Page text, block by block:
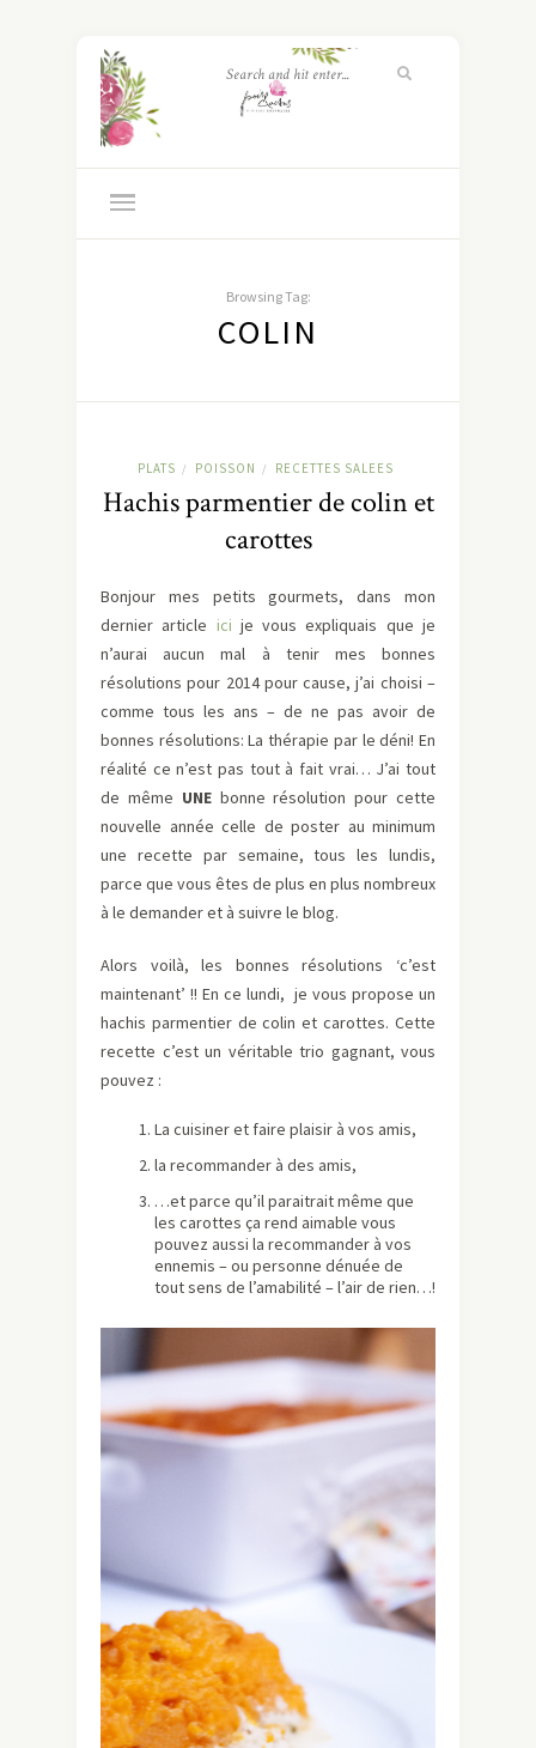
Browsing Tag:
COLIN
PLATS / POISSON / RECETTES SALEES
Hachis parmentier de colin et
carottes
Bonjour mes petits gourmets, dans mon
dernier article ici je vous expliquais que je
n’aurai aucun mal à tenir mes bonnes
résolutions pour 2014 pour cause, j’ai choisi –
comme tous les ans – de ne pas avoir de
bonnes résolutions: La thérapie par le déni! En
réalité ce n’est pas tout à fait vrai… J’ai tout
de même UNEbonne résolution pour cette
nouvelle année celle de poster au minimum
une recette par semaine, tous les lundis,
parce que vous êtes de plus en plus nombreux
à le demander et à suivre le blog.
Alors voilà, les bonnes résolutions ‘c’est
maintenant’ !! En ce lundi, je vous propose un
hachis parmentier de colin et carottes. Cette
recette c’est un véritable trio gagnant, vous
pouvez :
La cuisiner et faire plaisir à vos amis,
la recommander à des amis,
…et parce qu’il paraitrait même que
les carottes ça rend aimable vous
pouvez aussi la recommander à vos
ennemis – ou personne dénuée de
tout sens de l’amabilité – l’air de rien…!